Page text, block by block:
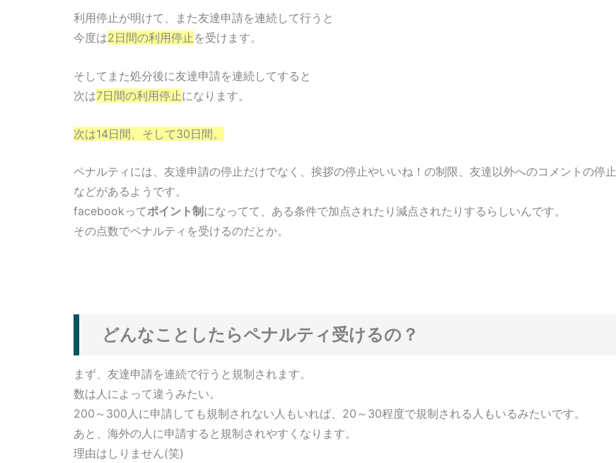
利用停止が明けて、また友達申請を連続して行うと
今度は2日間の利用停止 を受けます。
そしてまた処分後に友達申請を連続してすると
次は7日間の利用停止になります。
次は14日間、そして30日間。
ペナルティには、友達申請の停止だけでなく、挨拶の停止やいいね！の制限、友達以外へのコメントの停止
などがあるようです。
facebookってポイント制 になってて、ある条件で加点されたり減点されたりするらしいんです。
その点数でペナルティを受けるのだとか。
どんなことしたらペナルティ受けるの？
まず、友達申請を連続で行うと規制されます。
数は人によって違うみたい。
200～300人に申請しても規制されない人もいれば、20～30程度で規制される人もいるみたいです。
あと、海外の人に申請すると規制されやすくなります。
理由はしりません(笑)